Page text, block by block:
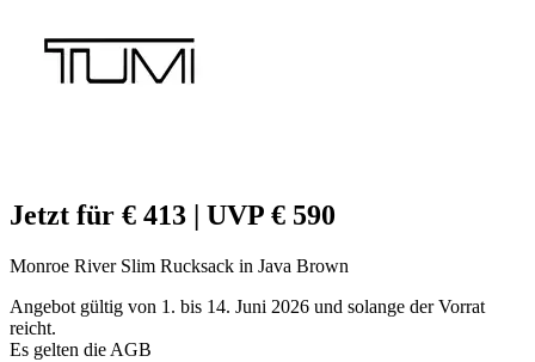
Jetzt für € 413 | UVP € 590
Monroe River Slim Rucksack in Java Brown
Angebot gültig von 1. bis 14. Juni 2026 und solange der Vorrat
reicht.
Es gelten die AGB